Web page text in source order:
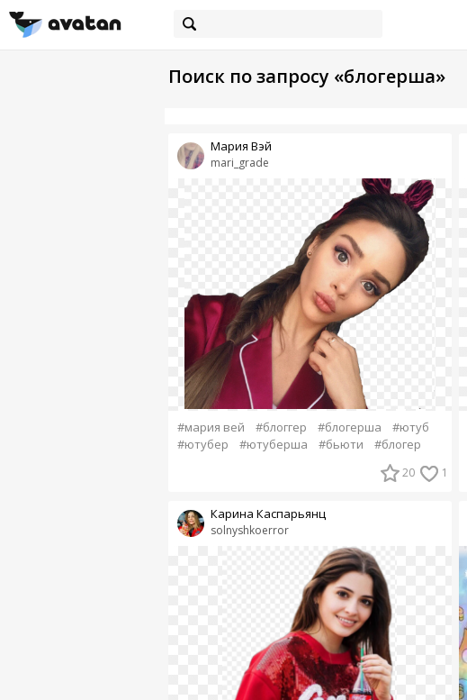
Поиск по запросу «блогерша»
mari_grade
Мария Вэй
#мария вей #блоггер #блогерша
#ютуб
#ютубер
#ютуберша #бьюти #блогер
20 1
solnyshkoerror
Карина Каспарьянц